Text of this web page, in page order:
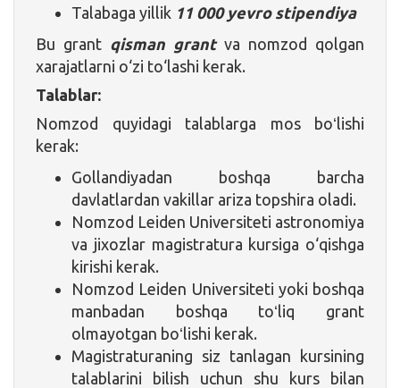
Talabaga yillik 11 000 yevro stipendiya
Bu grant qisman grant va nomzod qolgan
xarajatlarni o‘zi to‘lashi kerak.
Talablar:
Nomzod quyidagi talablarga mos boʻlishi
kerak:
Gollandiyadan boshqa barcha
davlatlardan vakillar ariza topshira oladi.
Nomzod Leiden Universiteti astronomiya
va jixozlar magistratura kursiga o‘qishga
kirishi kerak.
Nomzod Leiden Universiteti yoki boshqa
manbadan boshqa toʻliq grant
olmayotgan boʻlishi kerak.
Magistraturaning siz tanlagan kursining
talablarini bilish uchun shu kurs bilan